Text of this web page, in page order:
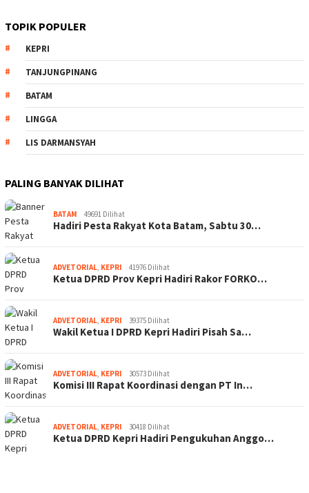
TOPIK POPULER
KEPRI
TANJUNGPINANG
BATAM
LINGGA
LIS DARMANSYAH
PALING BANYAK DILIHAT
BATAM 49691 Dilihat
Hadiri Pesta Rakyat Kota Batam, Sabtu 30…
ADVETORIAL, KEPRI 41976 Dilihat
Ketua DPRD Prov Kepri Hadiri Rakor FORKO…
ADVETORIAL, KEPRI 39375 Dilihat
Wakil Ketua I DPRD Kepri Hadiri Pisah Sa…
ADVETORIAL, KEPRI 30573 Dilihat
Komisi III Rapat Koordinasi dengan PT In…
ADVETORIAL, KEPRI 30418 Dilihat
Ketua DPRD Kepri Hadiri Pengukuhan Anggo…